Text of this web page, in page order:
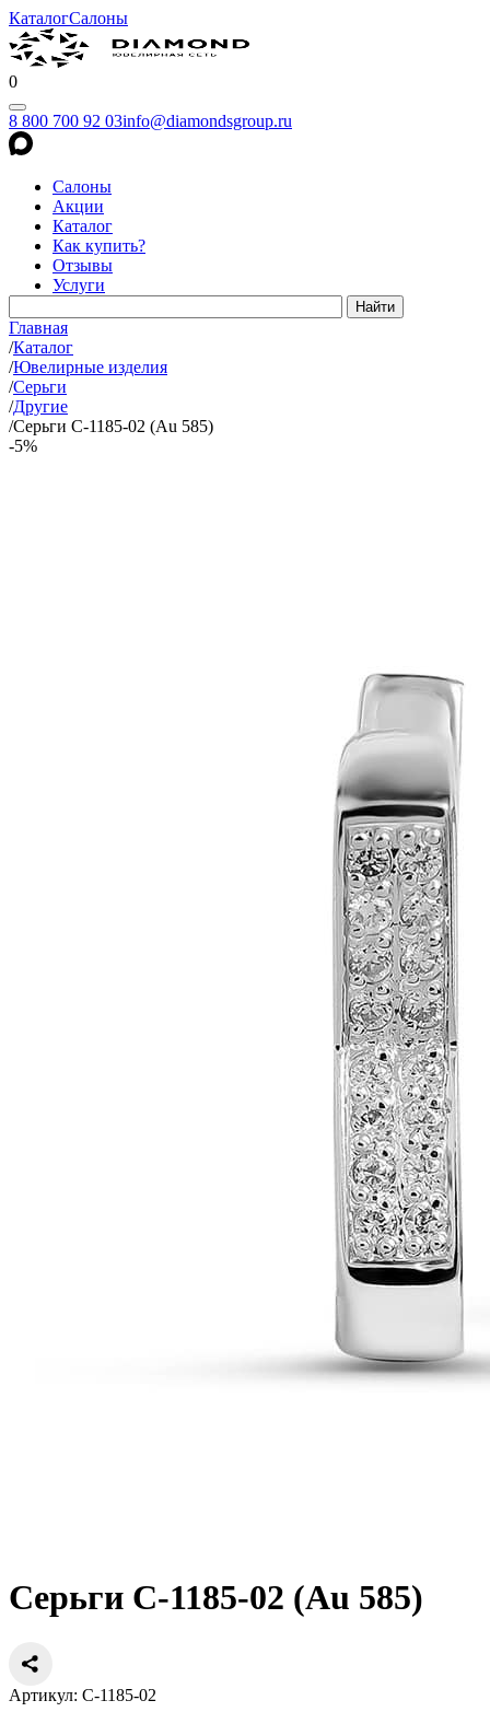
КаталогСалоны
0
8 800 700 92 03info@diamondsgroup.ru
Салоны
Акции
Каталог
Как купить?
Отзывы
Услуги
Главная
/Каталог
/Ювелирные изделия
/Серьги
/Другие
/Серьги С-1185-02 (Au 585)
-5%
Серьги С-1185-02 (Au 585)
Артикул: С-1185-02